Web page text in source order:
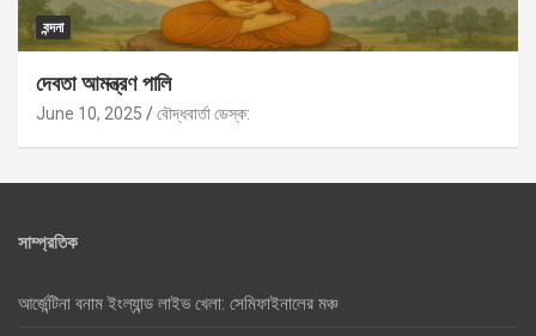
বন্দনা
দেবতা আমন্ত্রণ পালি
June 10, 2025 বৌদ্ধবার্তা ডেস্ক:
সাম্প্রতিক
আর্জেন্টিনা বনাম ইংল্যান্ড লাইভ খেলা: সেমিফাইনালের মঞ্চ